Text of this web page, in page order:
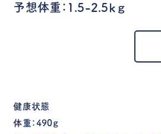
予想体重：1.5-2.5ｋｇ
健康状態
体重：490ｇ